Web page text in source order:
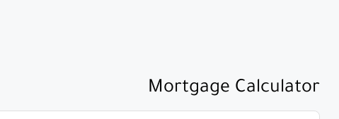
Mortgage Calculator